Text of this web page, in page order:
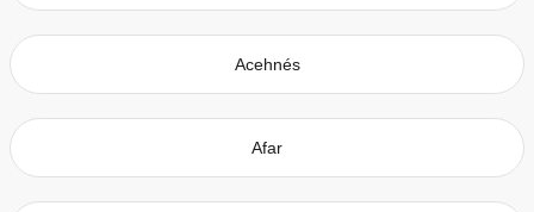
Acehnés
Afar